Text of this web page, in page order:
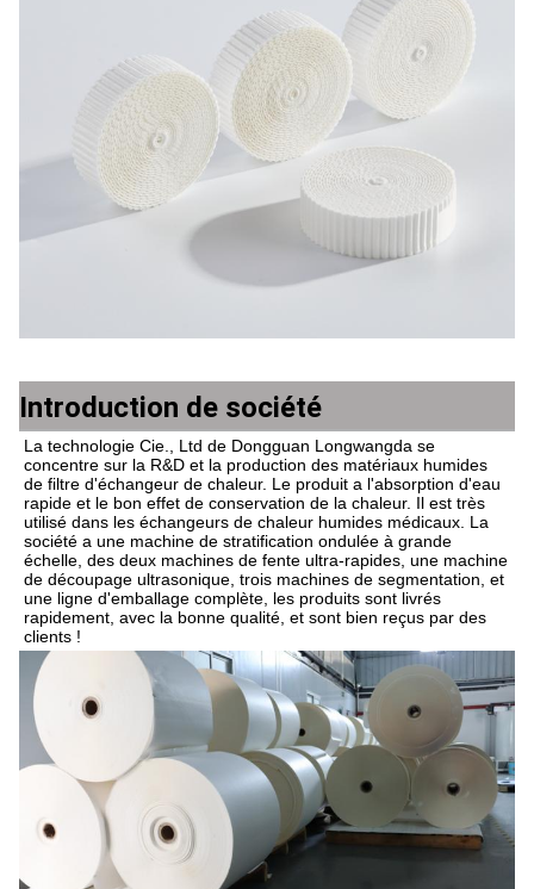
Introduction de société
La technologie Cie., Ltd de Dongguan Longwangda se
concentre sur la R&D et la production des matériaux humides
de filtre d'échangeur de chaleur. Le produit a l'absorption d'eau
rapide et le bon effet de conservation de la chaleur. Il est très
utilisé dans les échangeurs de chaleur humides médicaux. La
société a une machine de stratification ondulée à grande
échelle, des deux machines de fente ultra-rapides, une machine
de découpage ultrasonique, trois machines de segmentation, et
une ligne d'emballage complète, les produits sont livrés
rapidement, avec la bonne qualité, et sont bien reçus par des
clients !